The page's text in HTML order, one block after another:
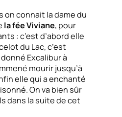
on connait la dame du
la fée Viviane, pour
: c’est d’abord elle
du Lac, c’est
Excalibur à
mourir jusqu’à
elle qui a enchanté
On va bien sûr
dans la suite de cet